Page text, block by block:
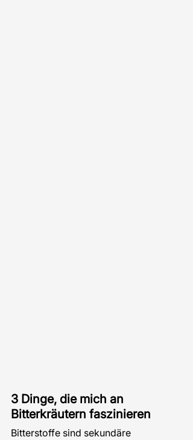
3 Dinge, die mich an
Bitterkräutern faszinieren
Bitterstoffe sind sekundäre